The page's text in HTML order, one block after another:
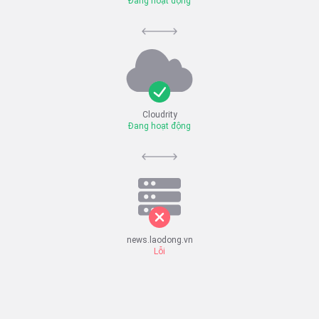
Cloudrity
Đang hoạt động
news.laodong.vn
Lỗi